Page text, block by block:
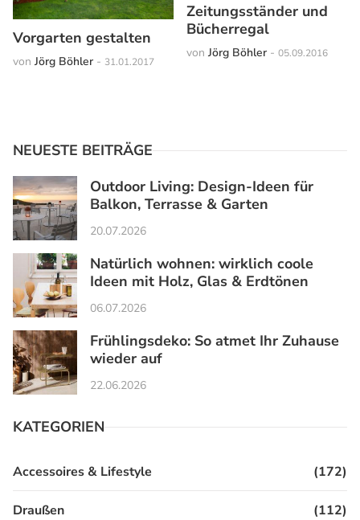
Vorgarten gestalten
von Jörg Böhler - 31.01.2017
Zeitungsständer und
Bücherregal
von Jörg Böhler - 05.09.2016
NEUESTE BEITRÄGE
Outdoor Living: Design-Ideen für
Balkon, Terrasse & Garten
20.07.2026
Natürlich wohnen: wirklich coole
Ideen mit Holz, Glas & Erdtönen
06.07.2026
Frühlingsdeko: So atmet Ihr Zuhause
wieder auf
22.06.2026
KATEGORIEN
Accessoires & Lifestyle (172)
Draußen (112)